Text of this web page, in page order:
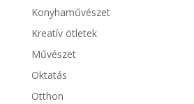
Konyhaművészet
Kreatív ötletek
Művészet
Oktatás
Otthon